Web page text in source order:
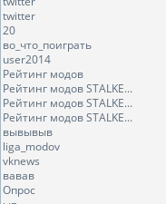
twitter
20
во_что_поиграть
user2014
Рейтинг модов
Рейтинг модов STALKE...
Рейтинг модов STALKE...
Рейтинг модов STALKE...
вывывыв
liga_modov
vknews
вавав
Опрос